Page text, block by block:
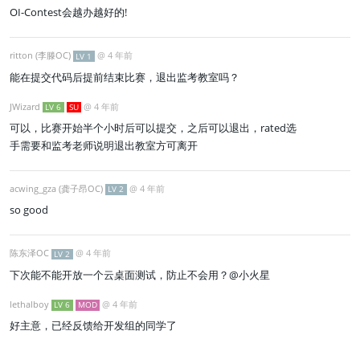
OI-Contest会越办越好的!
ritton (李滕OC) LV 1 @ 4 年前
能在提交代码后提前结束比赛，退出监考教室吗？
JWizard LV 6 SU @4 年前
可以，比赛开始半个小时后可以提交，之后可以退出，rated选
手需要和监考老师说明退出教室方可离开
acwing_gza (龚子昂OC) LV 2 @ 4 年前
so good
陈东泽OC LV 2 @ 4 年前
下次能不能开放一个云桌面测试，防止不会用？@小火星
lethalboy LV 6 MOD @4 年前
好主意，已经反馈给开发组的同学了